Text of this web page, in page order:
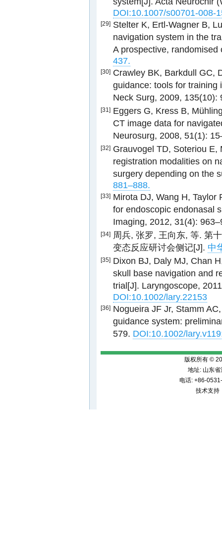
DOI:10.1007/s00701-008-
[29] Stelter K, Ertl-Wagner B,
navigation system in the
A prospective,
437.
[30] Crawley BK, Barkdull GC,
guidance: tools for training
Neck Surg, 2009, 135(10):
[31] Eggers G, Kress B,
CT image data for
Neurosurg, 2008, 51(1):
[32] Grauvogel TD, Soteriou E,
registration modalities on
surgery depending on the
881–888.
[33] Mirota DJ, Wang H, Taylor
for endoscopic endonasal
Imaging, 2012, 31(4):
[34] 周兵, 张罗, 王向东, 等. 第
变态反应研讨会侧记[J]. 中
[35] Dixon BJ, Daly MJ, Chan
skull base navigation and
trial[J]. Laryngoscope,
DOI:10.1002/lary.22153
[36] Nogueira JF Jr, Stamm
guidance system:
579. DOI:10.1002/